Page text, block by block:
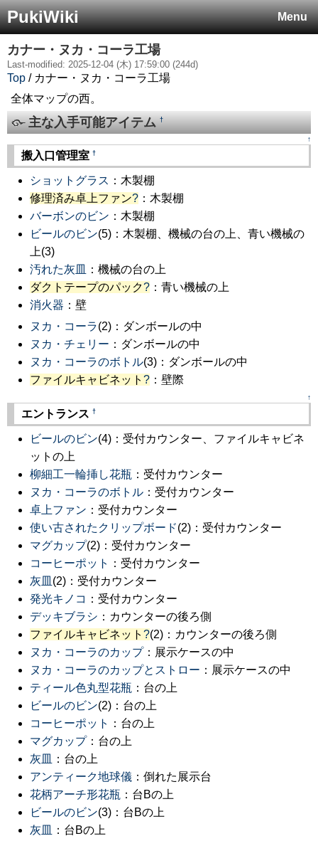
Menu
PukiWiki
カナー・ヌカ・コーラ工場
Last-modified: 2025-12-04 (木) 17:59:00 (244d)
Top / カナー・ヌカ・コーラ工場
全体マップの西。
主な入手可能アイテム†
↑
搬入口管理室 †
ショットグラス ：木製棚
修理済み卓上ファン? ：木製棚
バーボンのビン ：木製棚
ビールのビン(5)：木製棚、機械の台の上、青い機械の
上(3)
汚れた灰皿
：機械の台の上
ダクトテープのパック? ：青い機械の上
消火器 ：壁
ヌカ・コーラ(2)：ダンボールの中
ヌカ・チェリー ：ダンボールの中
ヌカ・コーラのボトル(3)：ダンボールの中
ファイルキャビネット ? ：壁際
↑
エントランス †
ビールのビン(4)：受付カウンター、ファイルキャビネ
ットの上
柳細工一輪挿し花瓶 ：受付カウンター
ヌカ・コーラのボトル ：受付カウンター
卓上ファン ：受付カウンター
使い古されたクリップボード(2)：受付カウンター
マグカップ(2)：受付カウンター
コーヒーポット
：受付カウンター
灰皿 (2)：受付カウンター
発光キノコ ：受付カウンター
デッキブラシ ：カウンターの後ろ側
ファイルキャビネット ?(2)：カウンターの後ろ側
ヌカ・コーラのカップ：展示ケースの中
ヌカ・コーラのカップとストロー ：展示ケースの中
ティール色丸型花瓶 ：台の上
ビールのビン(2)：台の上
コーヒーポット
：台の上
マグカップ：台の上
灰皿
：台の上
アンティーク地球儀 ：倒れた展示台
花柄アーチ形花瓶 ：台Bの上
ビールのビン(3)：台Bの上
灰皿
：台Bの上